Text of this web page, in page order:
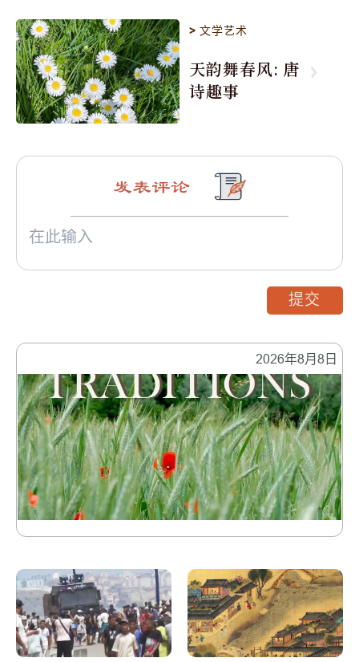
>文学艺术
天韵舞春风: 唐
诗趣事
2026年8月8日
发表评论
提交